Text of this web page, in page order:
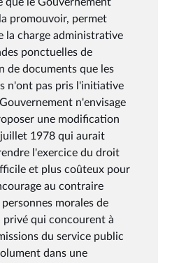
promouvoir, permet
la charge administrative
ponctuelles de
de documents que les
n'ont pas pris l'initiative
n'envisage
une modification
1978 qui aurait
l'exercice du droit
et plus coûteux pour
au contraire
morales de
qui concourent à
du service public
dans une